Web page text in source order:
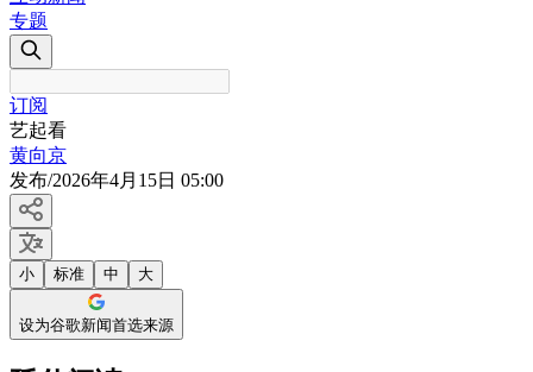
专题
订阅
艺起看
黄向京
发布/2026年4月15日 05:00
小 标准 中 大
设为谷歌新闻首选来源